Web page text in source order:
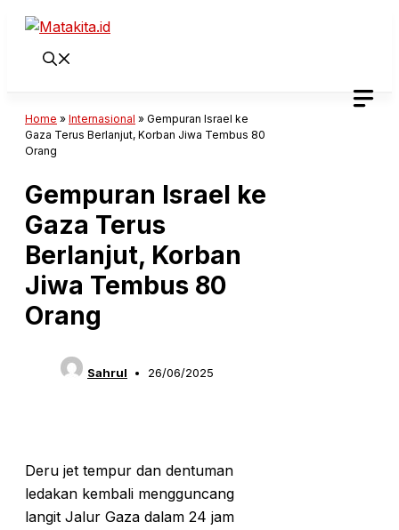
Langsung
Home » Internasional » Gempuran Israel ke
Gaza Terus Berlanjut, Korban Jiwa Tembus 80
Orang
Gempuran Israel ke
Gaza Terus
Berlanjut, Korban
Jiwa Tembus 80
Orang
Sahrul 26/06/2025
Deru jet tempur dan dentuman
ledakan kembali mengguncang
langit Jalur Gaza dalam 24 jam